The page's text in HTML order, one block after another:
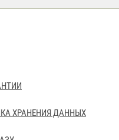
ХРАНЕНИЯ ДАННЫХ